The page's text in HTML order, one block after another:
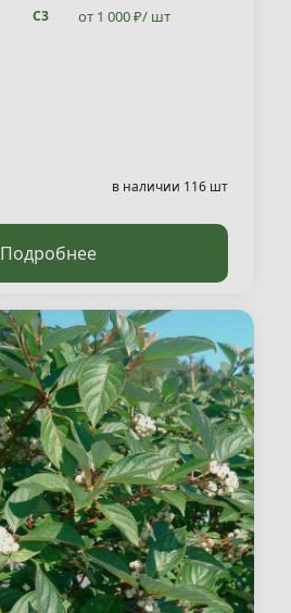
С3 от 1 000 ₽/ шт
в наличии 116 шт
Подробнее